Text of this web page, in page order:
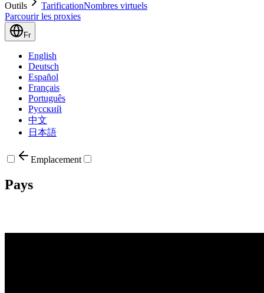
Outils
TarificationNombres virtuels
Parcourir les proxies
Fr
English
Deutsch
Español
Français
Português
Русский
中文
日本語
Emplacement
Pays